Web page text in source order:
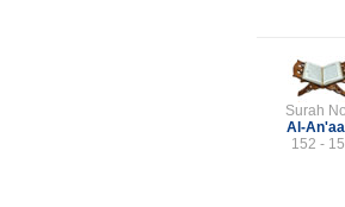
Surah
Al-
152 -